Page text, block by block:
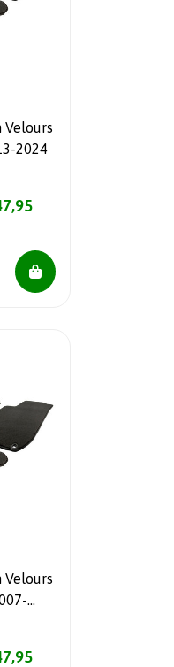
Velours
2024